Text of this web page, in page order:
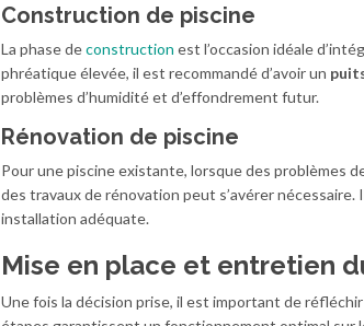
Construction de piscine
La phase deconstruction est l’occasion idéale
phréatique élevée, il est recommandé d’avoir un
problèmes d’humidité et d’effondrement futur.
Rénovation de piscine
Pour une piscine existante, lorsque des problèmes
des travaux de rénovation peut s’avérer
installation adéquate.
Mise en place et entretien
Une fois la décision prise, il est important de